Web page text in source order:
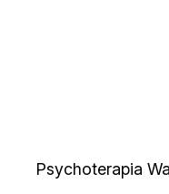
Psychoterapia